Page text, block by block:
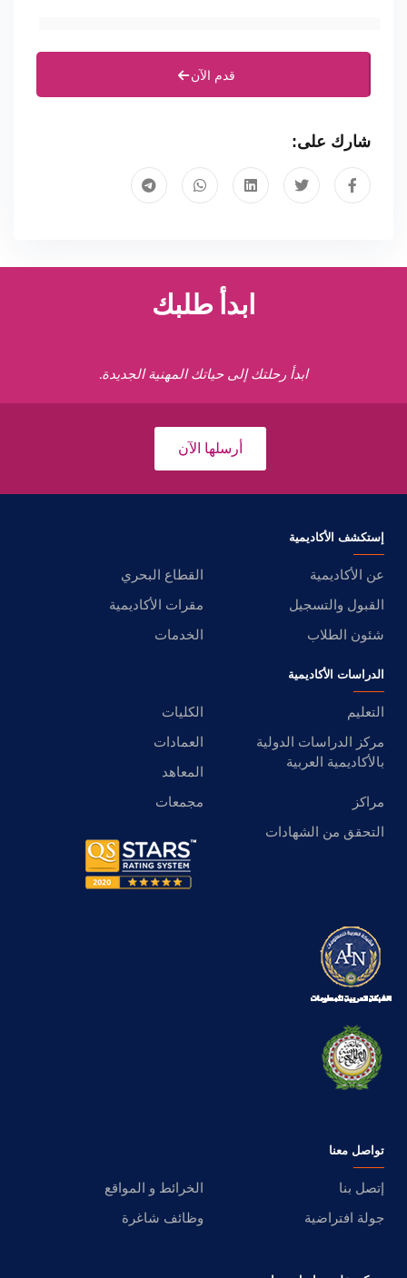
قدم الآن
شارك على:
ابدأ طلبك
ابدأ رحلتك إلى حياتك المهنية الجديدة.
أرسلها الآن
إستكشف الأكاديمية
عن الأكاديمية
القطاع البحري
القبول والتسجيل
مقرات الأكاديمية
شئون الطلاب
الخدمات
الدراسات الأكاديمية
التعليم
الكليات
مركز الدراسات الدولية
بالأكاديمية العربية
العمادات
المعاهد
مراكز
مجمعات
التحقق من الشهادات
تواصل معنا
إتصل بنا
الخرائط و المواقع
جولة افتراضية
وظائف شاغرة